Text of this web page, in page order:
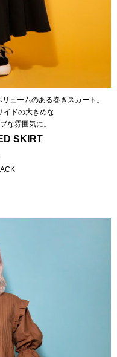
ュームのある巻きスカート。
イドの大きめな
な雰囲気に。
SKIRT